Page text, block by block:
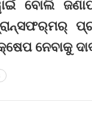
ବୋଲି
ନେବାକୁ